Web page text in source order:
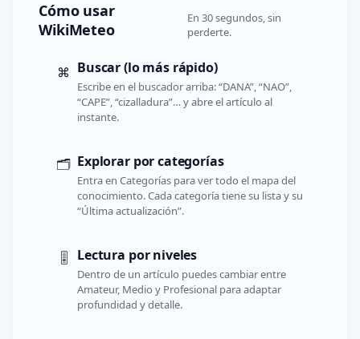
Cómo usar
WikiMeteo
En 30 segundos, sin
perderte.
⌘ Buscar (lo más rápido)
Escribe en el buscador arriba: “DANA”, “NAO”,
“CAPE”, “cizalladura”… y abre el artículo al
instante.
🗂️ Explorar por categorías
Entra en Categorías para ver todo el mapa del
conocimiento. Cada categoría tiene su lista y su
“Última actualización”.
🎚️ Lectura por niveles
Dentro de un artículo puedes cambiar entre
Amateur, Medio y Profesional para adaptar
profundidad y detalle.